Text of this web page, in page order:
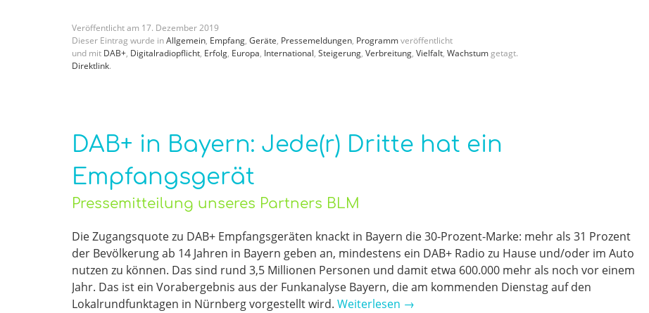
Veröffentlicht am 17. Dezember2019
Dieser Eintrag wurde inAllgemein, Empfang, Geräte, Pressemeldungen, Programmveröffentlicht
und mit DAB+, Digitalradiopflicht, Erfolg, Europa, International, Steigerung, Verbreitung, Vielfalt, Wachstum getagt.
Direktlink.
DAB+ in Bayern: Jede(r) Dritte hat ein
Empfangsgerät
Pressemitteilung unseres Partners BLM
Die Zugangsquote zu DAB+ Empfangsgeräten knackt in Bayern die 30-Prozent-Marke: mehr als 31 Prozent
der Bevölkerung ab 14 Jahren in Bayern geben an, mindestens ein DAB+ Radio zu Hause und/oder im Auto
nutzen zu können. Das sind rund 3,5 Millionen Personen und damit etwa 600.000 mehr als noch vor einem
Jahr. Das ist ein Vorabergebnis aus der Funkanalyse Bayern, die am kommenden Dienstag auf den
Lokalrundfunktagen in Nürnberg vorgestellt wird. Weiterlesen →